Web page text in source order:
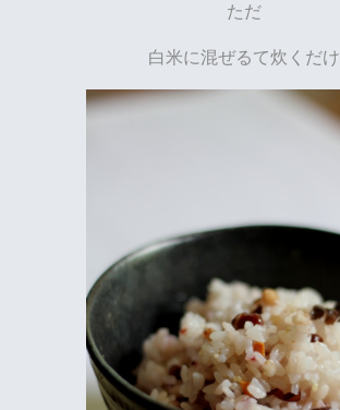
ただ
白米に混ぜるて炊くだけ